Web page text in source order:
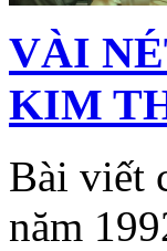
VÀI
KIM
Bài viết
năm